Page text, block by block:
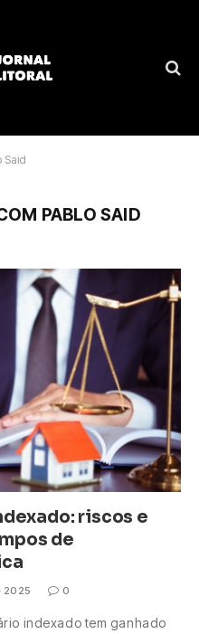
Said
PABLO SAID
riscos e
de
2025 0
indexado tem ganhado